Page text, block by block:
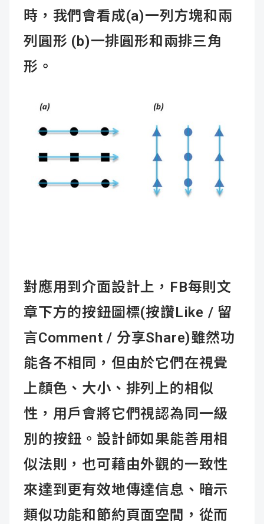
時，我們會看成(a)一列方塊和兩
列圓形 (b)一排圓形和兩排三角
形。
對應用到介面設計上，FB每則文
章下方的按鈕圖標(按讚Like / 留
言Comment / 分享Share)雖然功
能各不相同，但由於它們在視覺
上顏色、大小、排列上的相似
性，用戶會將它們視認為同一級
別的按鈕。設計師如果能善用相
似法則，也可藉由外觀的一致性
來達到更有效地傳達信息、暗示
類似功能和節約頁面空間，從而